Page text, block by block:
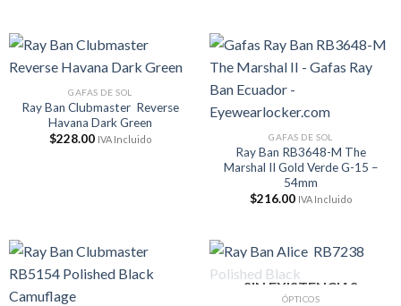
$230.00.
$196.00.
$259.00.$223.00.
GAFAS DE SOL
Ray Ban Clubmaster Reverse
Havana Dark Green
$228.00 IVA Incluido GAFAS DE SOL
Ray Ban RB3648-M The
Marshal II Gold Verde G-15 –
54mm
$216.00 IVA Incluido
SIN EXISTENCIAS
ÓPTICOS